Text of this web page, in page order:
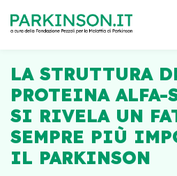
LA STRUTTURA
PROTEINA
SI RIVELA UN
SEMPRE PIÙ
IL PARKINSON